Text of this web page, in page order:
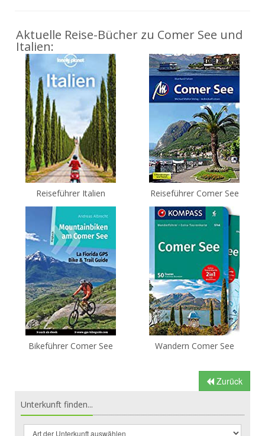
Aktuelle Reise-Bücher zu Comer See und
Italien:
Reiseführer Italien Reiseführer Comer See
Bikeführer Comer See Wandern Comer See
Zurück
Unterkunft finden...